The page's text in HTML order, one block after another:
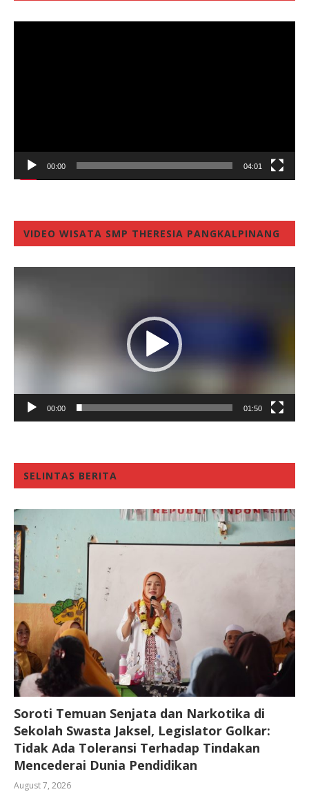
00:00 04:01
VIDEO WISATA SMP THERESIA PANGKALPINANG
00:00 01:50
SELINTAS BERITA
Soroti Temuan Senjata dan Narkotika di
Sekolah Swasta Jaksel, Legislator Golkar:
Tidak Ada Toleransi Terhadap Tindakan
Mencederai Dunia Pendidikan
August 7, 2026